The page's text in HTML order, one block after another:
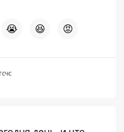
😭 😆 😡
ГСЧС